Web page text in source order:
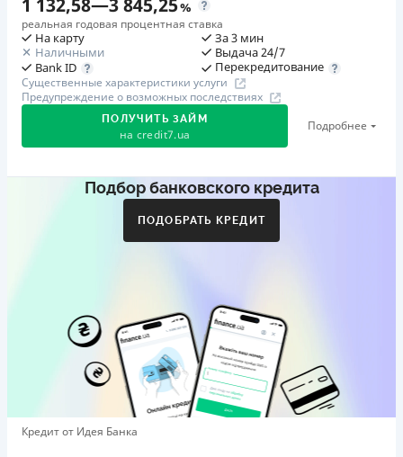
1 132,58—3 845,25%
реальная годовая процентная ставка
На карту
Наличными
Bank ID
За 3 мин
Выдача 24/7
Перекредитование
Существенные характеристики услуги
Предупреждение о возможных последствиях
ПОЛУЧИТЬ ЗАЙМ
на credit7.ua
Подробнее
Акция: «Кешбэк за друга»
друг регистрируется и получает первый кредит (от
Бронзовый призер FinAwards 2026 «Лучшая программа
лояльности»
Первый займ
от 0,01%/день до 30 000 ₴
Повторный займ
Подбор банковского кредита
ПОДОБРАТЬ КРЕДИТ
Кредит от Идея Банка